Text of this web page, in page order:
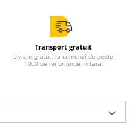
Transport gratuit
Livram gratuit la comenzi de peste
1000 de lei oriunde in tara.